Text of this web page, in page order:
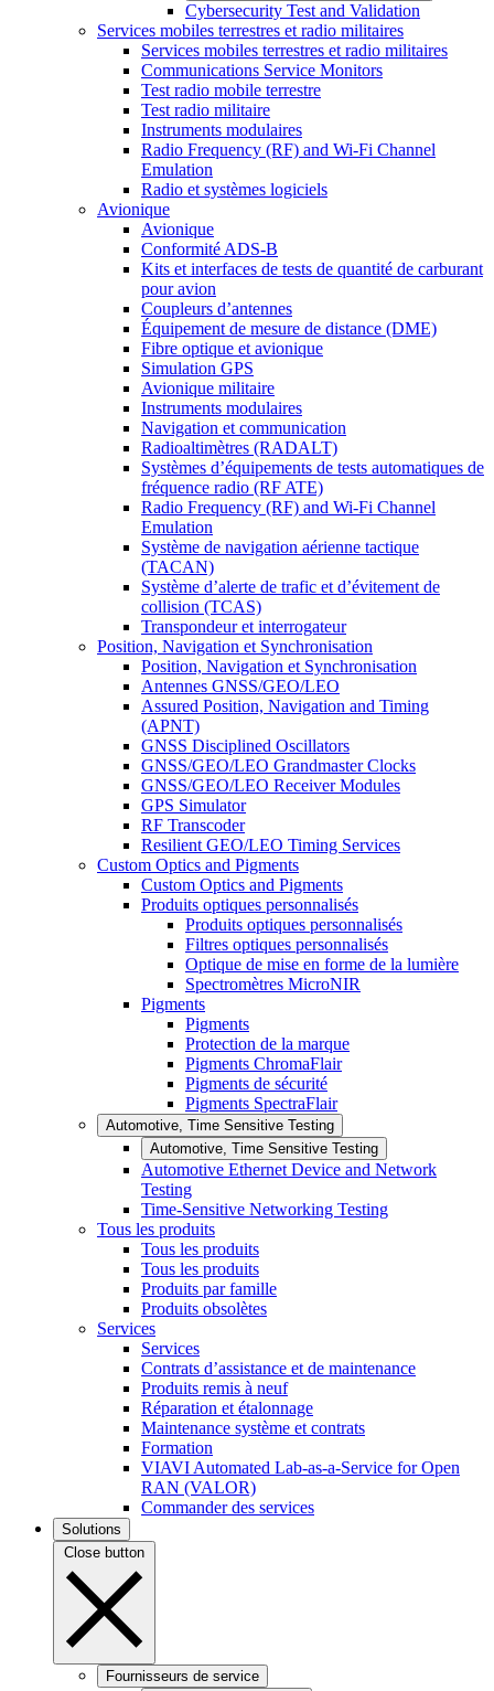
Cybersecurity Test and Validation
Services mobiles terrestres et radio militaires
Services mobiles terrestres et radio militaires
Communications Service Monitors
Test radio mobile terrestre
Test radio militaire
Instruments modulaires
Radio Frequency (RF) and Wi-Fi Channel
Emulation
Radio et systèmes logiciels
Avionique
Avionique
Conformité ADS-B
Kits et interfaces de tests de quantité de carburant
pour avion
Coupleurs d’antennes
Équipement de mesure de distance (DME)
Fibre optique et avionique
Simulation GPS
Avionique militaire
Instruments modulaires
Navigation et communication
Radioaltimètres (RADALT)
Systèmes d’équipements de tests automatiques de
fréquence radio (RF ATE)
Radio Frequency (RF) and Wi-Fi Channel
Emulation
Système de navigation aérienne tactique
(TACAN)
Système d’alerte de trafic et d’évitement de
collision (TCAS)
Transpondeur et interrogateur
Position, Navigation et Synchronisation
Position, Navigation et Synchronisation
Antennes GNSS/GEO/LEO
Assured Position, Navigation and Timing
(APNT)
GNSS Disciplined Oscillators
GNSS/GEO/LEO Grandmaster Clocks
GNSS/GEO/LEO Receiver Modules
GPS Simulator
RF Transcoder
Resilient GEO/LEO Timing Services
Custom Optics and Pigments
Custom Optics and Pigments
Produits optiques personnalisés
Produits optiques personnalisés
Filtres optiques personnalisés
Optique de mise en forme de la lumière
Spectromètres MicroNIR
Pigments
Pigments
Protection de la marque
Pigments ChromaFlair
Pigments de sécurité
Pigments SpectraFlair
Automotive, Time Sensitive Testing
Automotive, Time Sensitive Testing
Automotive Ethernet Device and Network
Testing
Time-Sensitive Networking Testing
Tous les produits
Tous les produits
Tous les produits
Produits par famille
Produits obsolètes
Services
Services
Contrats d’assistance et de maintenance
Produits remis à neuf
Réparation et étalonnage
Maintenance système et contrats
Formation
VIAVI Automated Lab-as-a-Service for Open
RAN (VALOR)
Commander des services
Solutions
Close button
Fournisseurs de service